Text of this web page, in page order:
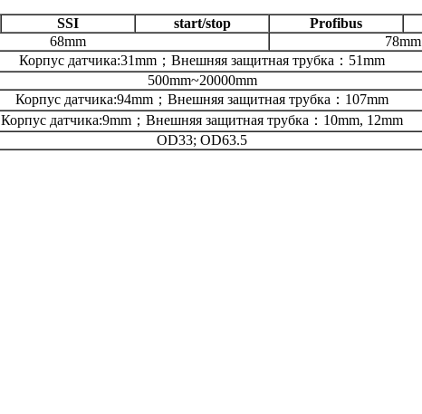
SSI start/stop Profibus
68mm
78mm
Корпус датчика:31mm；Внешняя защитная трубка：51mm
500mm~20000mm
Корпус датчика:94mm；Внешняя защитная трубка：107mm
Корпус датчика:9mm；Внешняя защитная трубка：10mm, 12mm
OD33; OD63.5